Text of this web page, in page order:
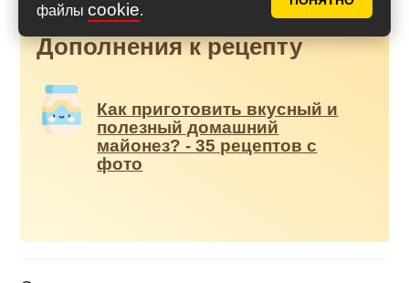
файлы cookie.
Дополнения к рецепту
Как приготовить вкусный и
полезный домашний
майонез? - 35 рецептов с
фото